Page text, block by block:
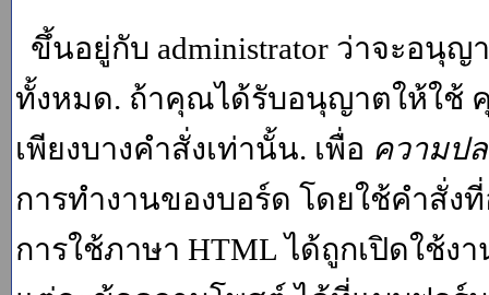
ขึ้นอยู่กับ administrator ว่าจะอนุ
ทั้งหมด. ถ้าคุณได้รับอนุญาตให้ใช้
เพียงบางคำสั่งเท่านั้น. เพื่อ ความป
การทำงานของบอร์ด โดยใช้คำสั่ง
การใช้ภาษา HTML ได้ถูกเปิดใช้